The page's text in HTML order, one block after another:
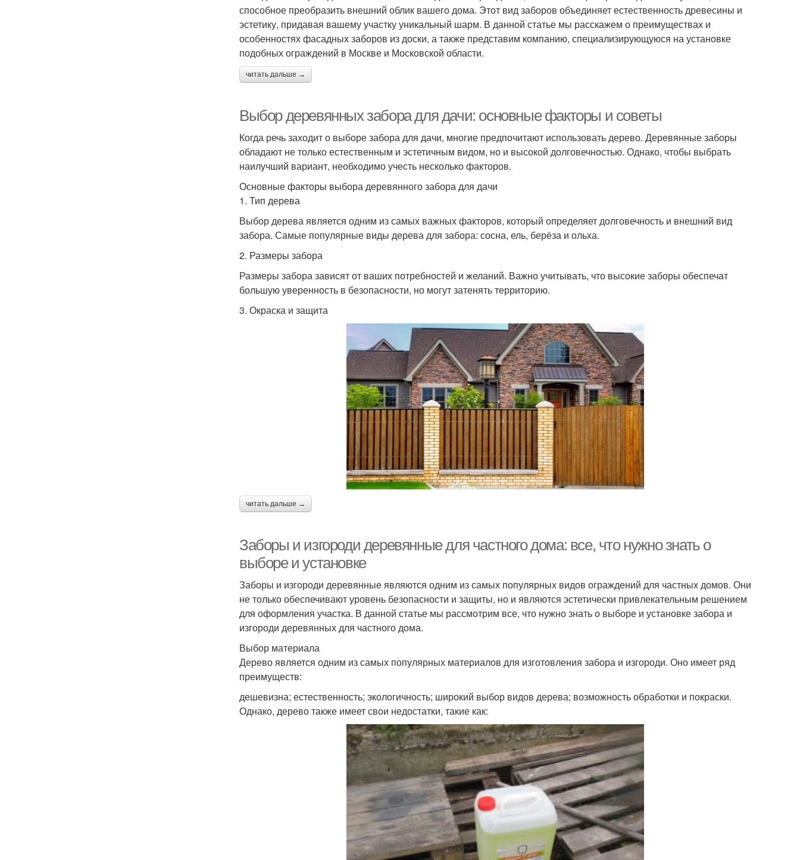
способное преобразить внешний облик вашего дома. Этот вид заборов объединяет естественность древесины и
эстетику, придавая вашему участку уникальный шарм. В данной статье мы расскажем о преимуществах и
особенностях фасадных заборов из доски, а также представим компанию, специализирующуюся на установке
подобных ограждений в Москве и Московской области.
читать дальше →
Выбор деревянных забора для дачи: основные факторы и советы
Когда речь заходит о выборе забора для дачи, многие предпочитают использовать дерево. Деревянные заборы
обладают не только естественным и эстетичным видом, но и высокой долговечностью. Однако, чтобы выбрать
наилучший вариант, необходимо учесть несколько факторов.
Основные факторы выбора деревянного забора для дачи
1. Тип дерева
Выбор дерева является одним из самых важных факторов, который определяет долговечность и внешний вид
забора. Самые популярные виды дерева для забора: сосна, ель, берёза и ольха.
2. Размеры забора
Размеры забора зависят от ваших потребностей и желаний. Важно учитывать, что высокие заборы обеспечат
большую уверенность в безопасности, но могут затенять территорию.
3. Окраска и защита
читать дальше →
Заборы и изгороди деревянные для частного дома: все, что нужно знать о
выборе и установке
Заборы и изгороди деревянные являются одним из самых популярных видов ограждений для частных домов. Они
не только обеспечивают уровень безопасности и защиты, но и являются эстетически привлекательным решением
для оформления участка. В данной статье мы рассмотрим все, что нужно знать о выборе и установке забора и
изгороди деревянных для частного дома.
Выбор материала
Дерево является одним из самых популярных материалов для изготовления забора и изгороди. Оно имеет ряд
преимуществ:
дешевизна; естественность; экологичность; широкий выбор видов дерева; возможность обработки и покраски.
Однако, дерево также имеет свои недостатки, такие как: